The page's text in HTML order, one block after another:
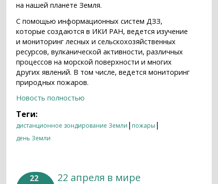
на нашей планете Земля.
С помощью информационных систем ДЗЗ,
которые создаются в ИКИ РАН, ведется изучение
и мониторинг лесных и сельскохозяйственных
ресурсов, вулканической активности, различных
процессов на морской поверхности и многих
других явлений. В том числе, ведется мониторинг
природных пожаров.
Новость полностью
Теги:
дистанционное зондирование Земли | пожары |
день Земли
22
22 апреля в мире